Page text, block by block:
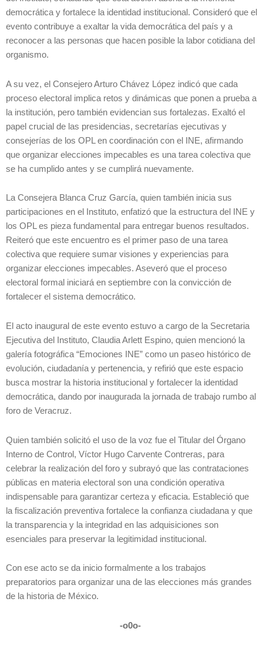
democrática y fortalece la identidad institucional. Consideró que el
evento contribuye a exaltar la vida democrática del país y a
reconocer a las personas que hacen posible la labor cotidiana del
organismo.
A su vez, el Consejero Arturo Chávez López indicó que cada
proceso electoral implica retos y dinámicas que ponen a prueba a
la institución, pero también evidencian sus fortalezas. Exaltó el
papel crucial de las presidencias, secretarías ejecutivas y
consejerías de los OPL en coordinación con el INE, afirmando
que organizar elecciones impecables es una tarea colectiva que
se ha cumplido antes y se cumplirá nuevamente.
La Consejera Blanca Cruz García, quien también inicia sus
participaciones en el Instituto, enfatizó que la estructura del INE y
los OPL es pieza fundamental para entregar buenos resultados.
Reiteró que este encuentro es el primer paso de una tarea
colectiva que requiere sumar visiones y experiencias para
organizar elecciones impecables. Aseveró que el proceso
electoral formal iniciará en septiembre con la convicción de
fortalecer el sistema democrático.
El acto inaugural de este evento estuvo a cargo de la Secretaria
Ejecutiva del Instituto, Claudia Arlett Espino, quien mencionó la
galería fotográfica “Emociones INE” como un paseo histórico de
evolución, ciudadanía y pertenencia, y refirió que este espacio
busca mostrar la historia institucional y fortalecer la identidad
democrática, dando por inaugurada la jornada de trabajo rumbo al
foro de Veracruz.
Quien también solicitó el uso de la voz fue el Titular del Órgano
Interno de Control, Víctor Hugo Carvente Contreras, para
celebrar la realización del foro y subrayó que las contrataciones
públicas en materia electoral son una condición operativa
indispensable para garantizar certeza y eficacia. Estableció que
la fiscalización preventiva fortalece la confianza ciudadana y que
la transparencia y la integridad en las adquisiciones son
esenciales para preservar la legitimidad institucional.
Con ese acto se da inicio formalmente a los trabajos
preparatorios para organizar una de las elecciones más grandes
de la historia de México.
-o0o-